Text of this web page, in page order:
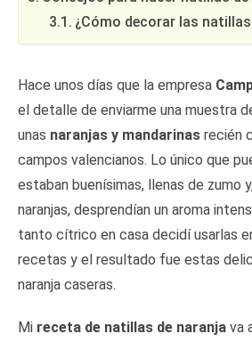
¿Cómo decorar las
Hace unos días que la empresa
el detalle de enviarme una muestra
unas naranjas y mandarinas recién
campos valencianos. Lo único que
estaban buenísimas, llenas de zumo
naranjas, desprendían un aroma
tanto cítrico en casa decidí usarlas
recetas y el resultado fue estas
naranja caseras.
Mi receta de natillas de naranja va